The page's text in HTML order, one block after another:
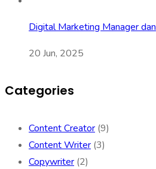
Digital Marketing Manager dan
20 Jun, 2025
Categories
Content Creator (9)
Content Writer (3)
Copywriter (2)